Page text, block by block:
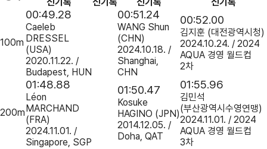
100m
00:49.28
Caeleb
DRESSEL
(USA)
2020.11.22. /
Budapest, HUN
00:51.24
WANG Shun
(CHN)
2024.10.18. /
Shanghai,
CHN
00:52.00
김지훈 (대전광역시청)
2024.10.24. / 2024
AQUA 경영 월드컵
2차
200m
01:48.88
Léon
MARCHAND
(FRA)
2024.11.01. /
Singapore, SGP
01:50.47
Kosuke
HAGINO (JPN)
2014.12.05. /
Doha, QAT
01:55.96
김민석
(부산광역시수영연맹)
2024.11.01. / 2024
AQUA 경영 월드컵
3차